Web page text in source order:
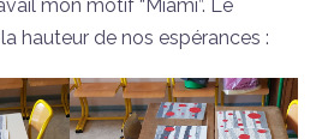
mon motif “Miami”. Le
hauteur de nos espérances :